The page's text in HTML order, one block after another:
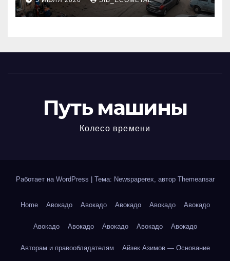
МКАД
Путь машины
Колесо времени
Работает на WordPress Тема: Newspaperex, автор Themeansar
Home Авокадо Авокадо Авокадо Авокадо Авокадо
Авокадо Авокадо Авокадо Авокадо Авокадо
Авторам и правообладателям Айзек Азимов — Основание